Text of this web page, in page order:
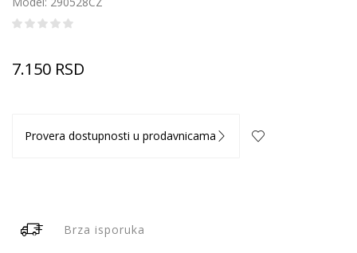
7.150 RSD
Provera dostupnosti u prodavnicama
Brza isporuka